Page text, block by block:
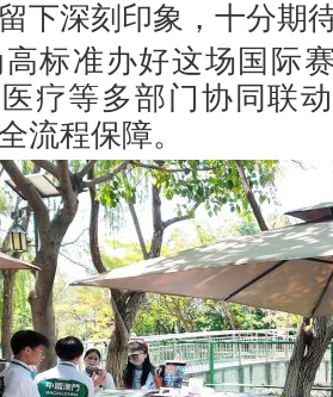
下深刻印象，十分期
高标准办好这场国际
疗等多部门协同联
流程保障。